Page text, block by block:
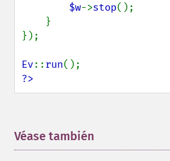
$w->stop();
});
Ev::run
?>
Véase también